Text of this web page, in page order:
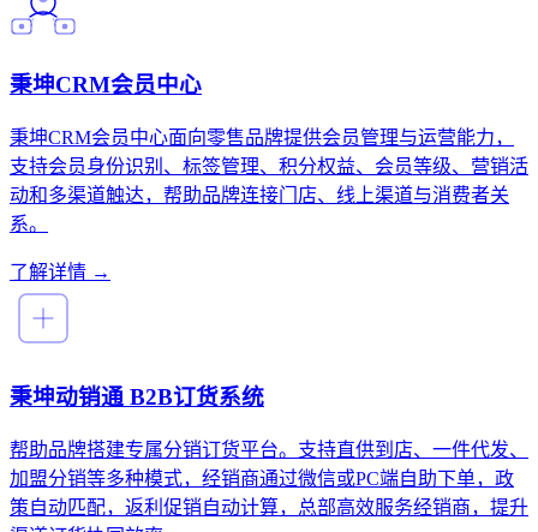
秉坤CRM会员中心
秉坤CRM会员中心面向零售品牌提供会员管理与运营能力，
支持会员身份识别、标签管理、积分权益、会员等级、营销活
动和多渠道触达，帮助品牌连接门店、线上渠道与消费者关
系。
了解详情 →
秉坤动销通 B2B订货系统
帮助品牌搭建专属分销订货平台。支持直供到店、一件代发、
加盟分销等多种模式，经销商通过微信或PC端自助下单，政
策自动匹配，返利促销自动计算，总部高效服务经销商，提升